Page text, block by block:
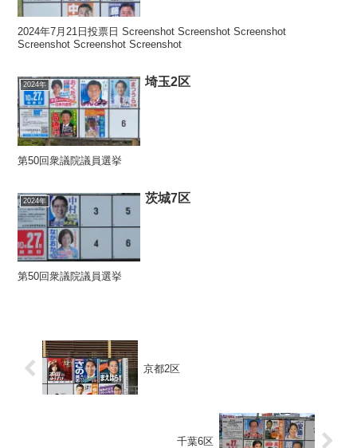
2024年7月21日投票日 Screenshot Screenshot Screenshot
Screenshot Screenshot Screenshot
2024年 埼玉2区
第50回衆議院議員選挙
2024年 茨城7区
第50回衆議院議員選挙
京都2区
千葉6区